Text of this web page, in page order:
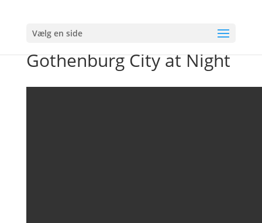
Vælg en side
Timelapse Loops –
Gothenburg City at Night